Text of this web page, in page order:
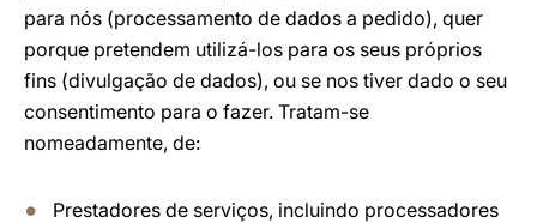
para nós (processamento de dados a pedido), quer
porque pretendem utilizá-los para os seus próprios
fins (divulgação de dados), ou se nos tiver dado o seu
consentimento para o fazer. Tratam-se
nomeadamente, de:
Prestadores de serviços, incluindo processadores